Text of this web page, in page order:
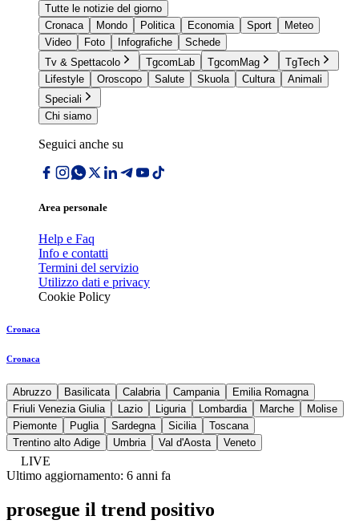
Tutte le notizie del giorno
Cronaca
Mondo Politica Economia Sport
Meteo
Video
Foto Infografiche
Schede
Tv & Spettacolo
TgcomLab TgcomMag
TgTech
Lifestyle
Oroscopo Salute Skuola Cultura
Animali
Speciali
Chi siamo
Seguici anche su
Area personale
Help e Faq
Info e contatti
Termini del servizio
Utilizzo dati e privacy
Cookie Policy
Cronaca
Cronaca
Abruzzo Basilicata Calabria Campania
Emilia Romagna
Friuli Venezia Giulia
Lazio Liguria Lombardia Marche
Molise
Piemonte
Puglia Sardegna Sicilia
Toscana
Trentino alto Adige
Umbria Val d'Aosta Veneto
LIVE
Ultimo aggiornamento: 6 anni fa
prosegue il trend positivo